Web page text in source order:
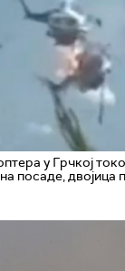
у Грчкој
посаде, двојица